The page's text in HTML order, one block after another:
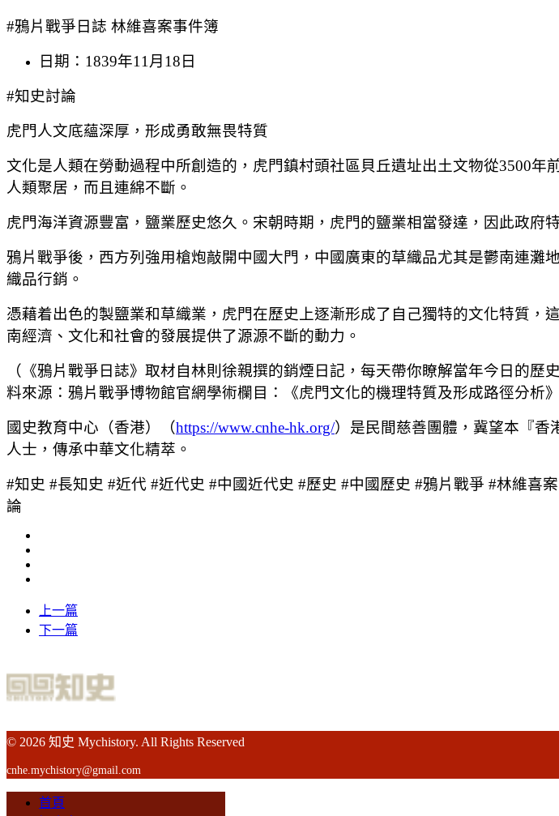
#鴉片戰爭日誌 林維喜案事件簿
日期：1839年11月18日
#知史討論
虎門人文底蘊深厚，形成勇敢無畏特質
文化是人類在勞動過程中所創造的，虎門鎮村頭社區貝丘遺址出土文物從3500
人類聚居，而且連綿不斷。
虎門海洋資源豐富，鹽業歷史悠久。宋朝時期，虎門的鹽業相當發達，因此政府
鴉片戰爭後，西方列強用槍炮敲開中國大門，中國廣東的草織品尤其是鬱南連
織品行銷。
憑藉着出色的製鹽業和草織業，虎門在歷史上逐漸形成了自己獨特的文化特質
南經濟、文化和社會的發展提供了源源不斷的動力。
（《鴉片戰爭日誌》取材自林則徐親撰的銷煙日記，每天帶你瞭解當年今日的
料來源：鴉片戰爭博物館官網學術欄目：《虎門文化的機理特質及形成路徑分析
國史教育中心（香港）（https://www.cnhe-hk.org/）是民間慈善團體，冀望本『香
人士，傳承中華文化精萃。
#知史 #長知史 #近代 #近代史 #中國近代史 #歷史 #中國歷史 #鴉片戰爭 #林維
論
上一篇
下一篇
© 2026 知史 Mychistory. All Rights Reserved
cnhe.mychistory@gmail.com
首頁